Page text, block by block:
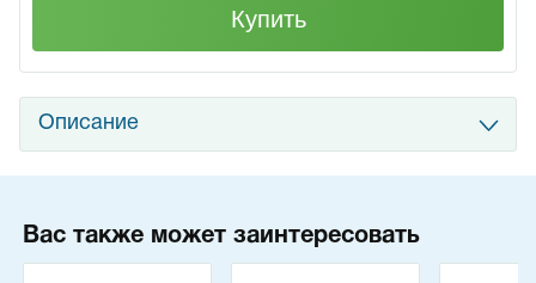
Купить
Описание
Вас также может заинтересовать